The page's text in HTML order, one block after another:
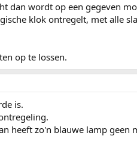
dan wordt op een gegeven
klok ontregelt, met alle
op te lossen.
is.
heeft zo'n blauwe lamp geen